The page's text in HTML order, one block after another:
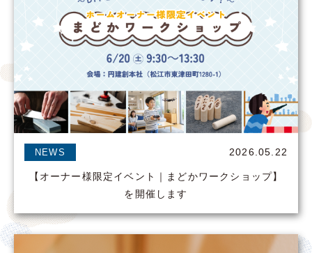
NEWS 2026.05.22
【オーナー様限定イベント｜まどかワークショップ】
を開催します